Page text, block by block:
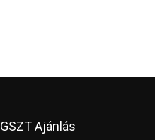
GSZT Ajánlás